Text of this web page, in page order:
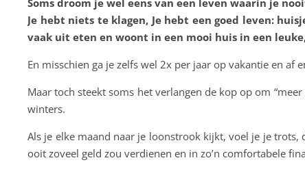
Soms droom je wel eens van een leven waarin je
Je hebt niets te klagen, Je hebt een goed leven:
vaak uit eten en woont in een mooi huis in een
En misschien ga je zelfs wel 2x per jaar op vakantie en af
Maar toch steekt soms het verlangen de kop op om
winters.
Als je elke maand naar je loonstrook kijkt, voel je je
ooit zoveel geld zou verdienen en in zo’n comfortabele